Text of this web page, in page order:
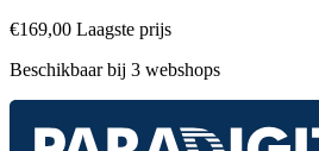
€169,00 Laagste prijs
Beschikbaar bij 3 webshops